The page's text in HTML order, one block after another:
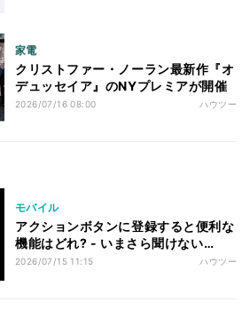
家電
クリストファー・ノーラン最新作『オ
デュッセイア』のNYプレミアが開催
2026/07/16 08:00 ハウツー
モバイル
アクションボタンに登録すると便利な
機能はどれ? - いまさら聞けない
iPhoneのなぜ
2026/07/15 11:15 ハウツー